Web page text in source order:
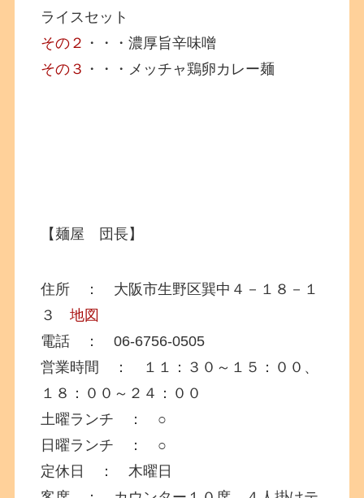
ライスセット
その２ ・・・濃厚旨辛味噌
その３ ・・・メッチャ鶏卵カレー麺
【麺屋 団長】
住所 ： 大阪市生野区巽中４－１８－１
３地図
電話 ： 06-6756-0505
営業時間 ： １１：３０～１５：００、
１８：００～２４：００
土曜ランチ ： ○
日曜ランチ ： ○
定休日 ： 木曜日